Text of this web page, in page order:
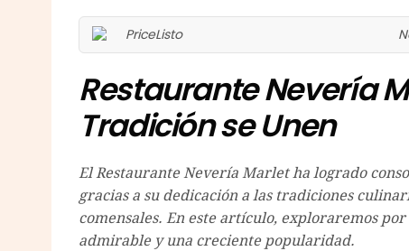
Restaurante Nevería
Tradición se Unen
El Restaurante Nevería Marlet ha logrado
gracias a su dedicación a las tradiciones
comensales. En este artículo, exploraremos
admirable y una creciente popularidad.